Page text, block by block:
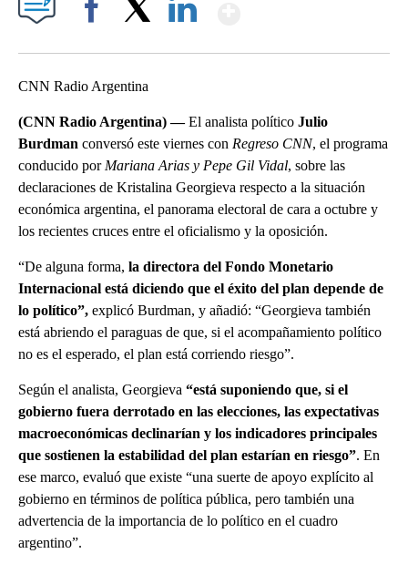
CNN Radio Argentina
(CNN Radio Argentina) —El analista político Julio
Burdman conversó este viernes con Regreso CNN, el programa
conducido porMariana Arias y Pepe Gil Vidal, sobre las
declaraciones de Kristalina Georgieva respecto a la situación
económica argentina, el panorama electoral de cara a octubre y
los recientes cruces entre el oficialismo y la oposición.
“De alguna forma, la directora del Fondo Monetario
Internacional está diciendo que el éxito del plan depende de
lo político”, explicó Burdman, y añadió: “Georgieva también
está abriendo el paraguas de que, si el acompañamiento político
no es el esperado, el plan está corriendo riesgo”.
Según el analista, Georgieva “está suponiendo que, si el
gobierno fuera derrotado en las elecciones, las expectativas
macroeconómicas declinarían y los indicadores principales
que sostienen la estabilidad del plan estarían en riesgo”. En
ese marco, evaluó que existe “una suerte de apoyo explícito al
gobierno en términos de política pública, pero también una
advertencia de la importancia de lo político en el cuadro
argentino”.